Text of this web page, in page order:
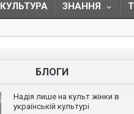
КУЛЬТУРА ЗНАННЯ
БЛОГИ
Надія лише на культ жінки в
українській культурі